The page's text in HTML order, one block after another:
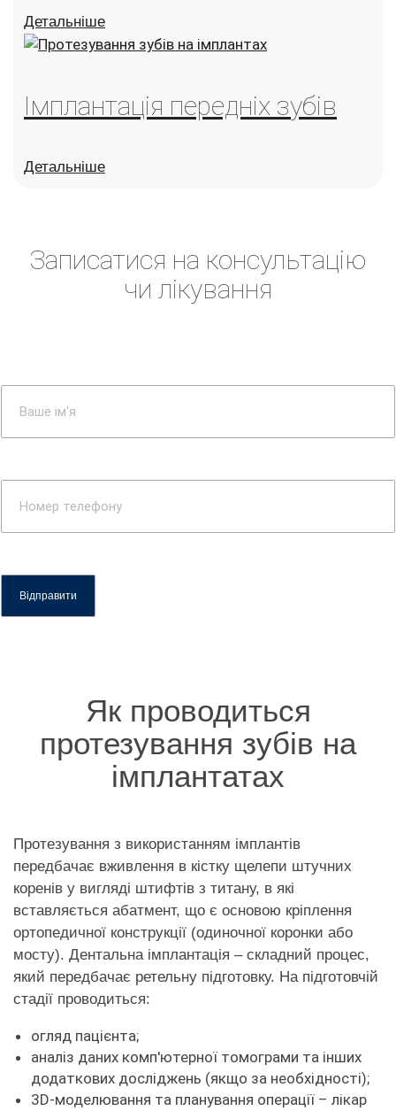
Детальніше
Імплантація передніх зубів
Детальніше
Записатися на консультацію
чи лікування
Як проводиться
протезування зубів на
імплантатах
Протезування з використанням імплантів
передбачає вживлення в кістку щелепи штучних
коренів у вигляді штифтів з титану, в які
вставляється абатмент, що є основою кріплення
ортопедичної конструкції (одиночної коронки або
мосту). Дентальна імплантація – складний процес,
який передбачає ретельну підготовку. На підготовчій
стадії проводиться:
огляд пацієнта;
аналіз даних комп'ютерної томограми та інших
додаткових досліджень (якщо за необхідності);
3D-моделювання та планування операції – лікар